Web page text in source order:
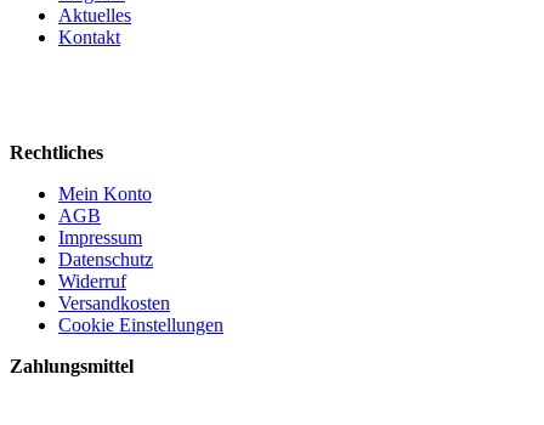
Aktuelles
Kontakt
Rechtliches
Mein Konto
AGB
Impressum
Datenschutz
Widerruf
Versandkosten
Cookie Einstellungen
Zahlungsmittel